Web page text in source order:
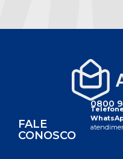
FALE
CONOSCO
0800